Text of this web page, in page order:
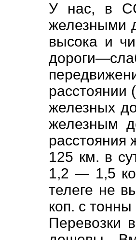
У нас, в
железными
высока и
расстоянии
железных
железным
расстояния
125 км. в
1,2 — 1,5
телеге не
коп. с
Перевозки